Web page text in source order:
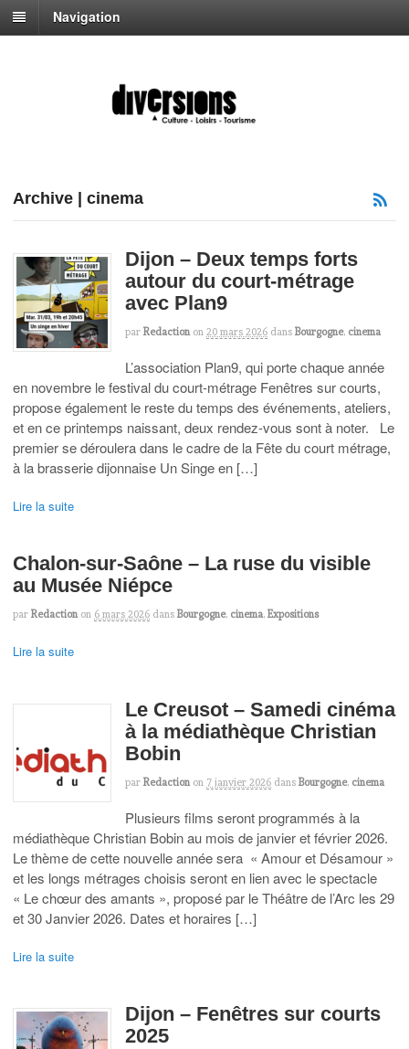
Navigation
Archive | cinema
Dijon – Deux temps forts
autour du court-métrage
avec Plan9
par Redaction on 20 mars 2026 dans Bourgogne, cinema
L’association Plan9, qui porte chaque année
en novembre le festival du court-métrage Fenêtres sur courts,
propose également le reste du temps des événements, ateliers,
et en ce printemps naissant, deux rendez-vous sont à noter. Le
premier se déroulera dans le cadre de la Fête du court métrage,
à la brasserie dijonnaise Un Singe en […]
Lire la suite
Chalon-sur-Saône – La ruse du visible
au Musée Niépce
par Redaction on 6 mars 2026 dans Bourgogne, cinema, Expositions
Lire la suite
Le Creusot – Samedi cinéma
à la médiathèque Christian
Bobin
par Redaction on 7 janvier 2026 dans Bourgogne, cinema
Plusieurs films seront programmés à la
médiathèque Christian Bobin au mois de janvier et février 2026.
Le thème de cette nouvelle année sera « Amour et Désamour »
et les longs métrages choisis seront en lien avec le spectacle
« Le chœur des amants », proposé par le Théâtre de l’Arc les 29
et 30 Janvier 2026. Dates et horaires […]
Lire la suite
Dijon – Fenêtres sur courts
2025